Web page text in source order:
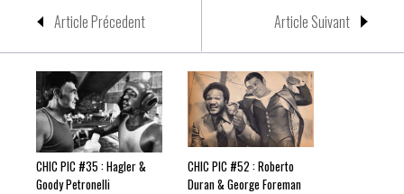
Article Précedent Article Suivant
CHIC PIC #35 : Hagler &
Goody Petronelli
CHIC PIC #52 : Roberto
Duran & George Foreman